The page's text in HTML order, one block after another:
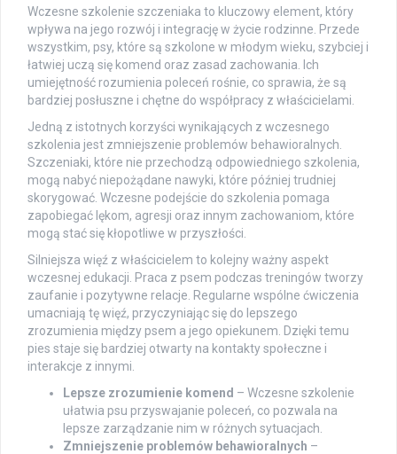
Wczesne szkolenie szczeniaka to kluczowy element, który
wpływa na jego rozwój i integrację w życie rodzinne. Przede
wszystkim, psy, które są szkolone w młodym wieku, szybciej i
łatwiej uczą się komend oraz zasad zachowania. Ich
umiejętność rozumienia poleceń rośnie, co sprawia, że są
bardziej posłuszne i chętne do współpracy z właścicielami.
Jedną z istotnych korzyści wynikających z wczesnego
szkolenia jest zmniejszenie problemów behawioralnych.
Szczeniaki, które nie przechodzą odpowiedniego szkolenia,
mogą nabyć niepożądane nawyki, które później trudniej
skorygować. Wczesne podejście do szkolenia pomaga
zapobiegać lękom, agresji oraz innym zachowaniom, które
mogą stać się kłopotliwe w przyszłości.
Silniejsza więź z właścicielem to kolejny ważny aspekt
wczesnej edukacji. Praca z psem podczas treningów tworzy
zaufanie i pozytywne relacje. Regularne wspólne ćwiczenia
umacniają tę więź, przyczyniając się do lepszego
zrozumienia między psem a jego opiekunem. Dzięki temu
pies staje się bardziej otwarty na kontakty społeczne i
interakcje z innymi.
Lepsze zrozumienie komend – Wczesne szkolenie
ułatwia psu przyswajanie poleceń, co pozwala na
lepsze zarządzanie nim w różnych sytuacjach.
Zmniejszenie problemów behawioralnych –